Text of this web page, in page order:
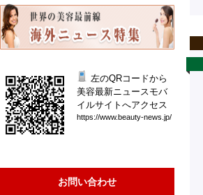
左のQRコードから
美容最新ニュースモバ
イルサイトへアクセス
https://www.beauty-news. jp/
お問い合わせ